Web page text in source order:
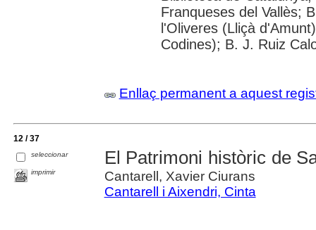
Franqueses del Vallès;
l'Oliveres (Lliçà
Codines); B. J. Ruiz
Enllaç permanent a aquest
12 / 37
seleccionar
imprimir
El Patrimoni històric de
Cantarell, Xavier Ciurans
Cantarell i Aixendri, Cinta